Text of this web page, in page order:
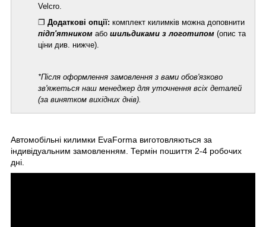
Velcro.
❐ Додаткові опції: комплект килимків можна доповнити
підп'ятником або шильдиками з логотипом (опис та
ціни див. нижче).
*Після оформлення замовлення з вами обов'язково
зв'яжеться наш менеджер для уточнення всіх деталей
(за винятком вихідних днів).
Автомобільні килимки EvaForma виготовляються за
індивідуальним замовленням. Термін пошиття 2-4 робочих
дні.